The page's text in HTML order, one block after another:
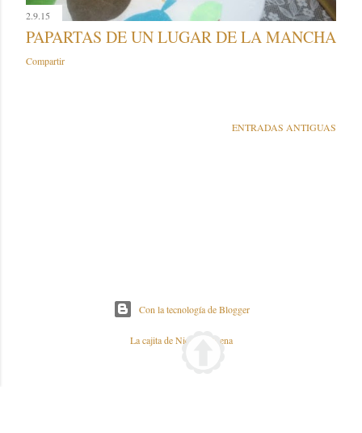
2.9.15
PAPARTAS DE UN LUGAR DE LA MANCHA
Compartir
ENTRADAS ANTIGUAS
Con la tecnología de Blogger
La cajita de Nieves y Elena